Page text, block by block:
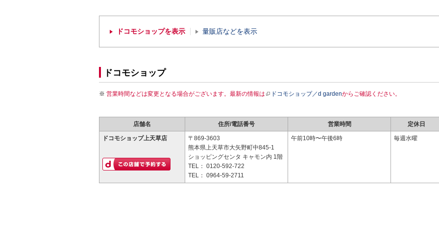
ドコモショップを表示 量販店などを表示
ドコモショップ
営業時間などは変更となる場合がございます。最新の情報は ドコモショップ／d gardenからご確認ください。
店舗名 住所/電話番号 営業時間 定休日
ドコモショップ上天草店
〒869-3603
熊本県上天草市大矢野町中845-1
ショッピングセンタ キャモン内 1階
TEL： 0120-592-722
TEL： 0964-59-2711
午前10時〜午後6時 毎週水曜